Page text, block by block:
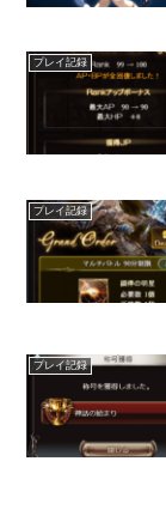
プレイ記録
プレイ記録
プレイ記録